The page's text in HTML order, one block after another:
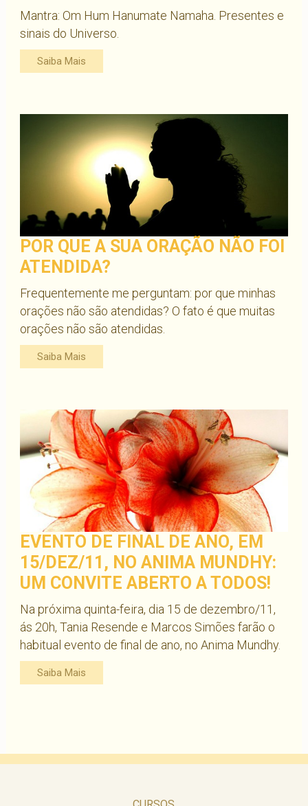
Mantra: Om Hum Hanumate Namaha. Presentes e
sinais do Universo.
Saiba Mais
POR QUE A SUA ORAÇÃO NÃO FOI
ATENDIDA?
Frequentemente me perguntam: por que minhas
orações não são atendidas? O fato é que muitas
orações não são atendidas.
Saiba Mais
EVENTO DE FINAL DE ANO, EM
15/DEZ/11, NO ANIMA MUNDHY:
UM CONVITE ABERTO A TODOS!
Na próxima quinta-feira, dia 15 de dezembro/11,
ás 20h, Tania Resende e Marcos Simões farão o
habitual evento de final de ano, no Anima Mundhy.
Saiba Mais